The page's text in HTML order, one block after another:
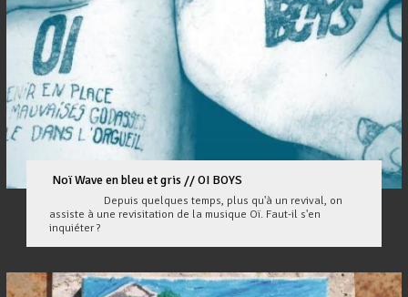
Noï Wave en bleu et gris // OI BOYS
Depuis quelques temps, plus qu'à un revival, on
assiste à une revisitation de la musique Oï. Faut-il s'en
inquiéter ?